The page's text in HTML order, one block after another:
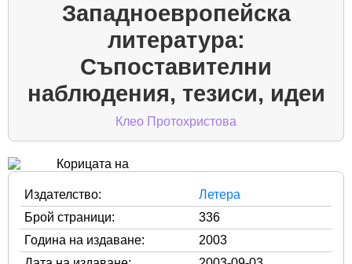
Западноевропейска
литература:
Съпоставителни
наблюдения, тезиси, идеи
Клео Протохристова
Издателство:
Летера
Брой страници:
336
Година на издаване:
2003